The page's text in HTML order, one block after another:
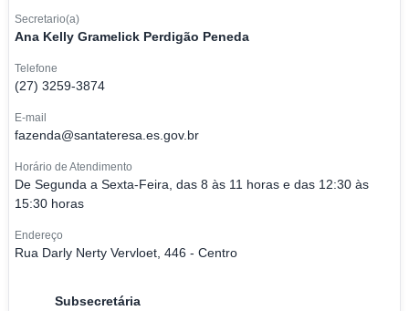
Secretario(a)
Ana Kelly Gramelick Perdigão Peneda
Telefone
(27) 3259-3874
E-mail
fazenda@santateresa.es.gov.br
Horário de Atendimento
De Segunda a Sexta-Feira, das 8 às 11 horas e das 12:30 às
15:30 horas
Endereço
Rua Darly Nerty Vervloet, 446 - Centro
Subsecretária